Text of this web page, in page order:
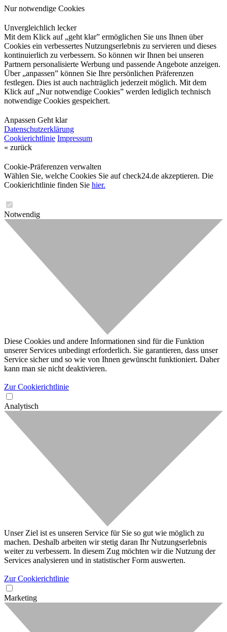
Nur notwendige Cookies
Unvergleichlich lecker
Mit dem Klick auf „geht klar” ermöglichen Sie uns Ihnen über
Cookies ein verbessertes Nutzungserlebnis zu servieren und dieses
kontinuierlich zu verbessern. So können wir Ihnen bei unseren
Partnern personalisierte Werbung und passende Angebote anzeigen.
Über „anpassen” können Sie Ihre persönlichen Präferenzen
festlegen. Dies ist auch nachträglich jederzeit möglich. Mit dem
Klick auf „Nur notwendige Cookies” werden lediglich technisch
notwendige Cookies gespeichert.
Anpassen Geht klar
Datenschutzerklärung
Cookierichtlinie Impressum
« zurück
Cookie-Präferenzen verwalten
Wählen Sie, welche Cookies Sie auf check24.de akzeptieren. Die
Cookierichtlinie finden Sie hier.
Notwendig
Diese Cookies und andere Informationen sind für die Funktion
unserer Services unbedingt erforderlich. Sie garantieren, dass unser
Service sicher und so wie von Ihnen gewünscht funktioniert. Daher
kann man sie nicht deaktivieren.
Zur Cookierichtlinie
Analytisch
Unser Ziel ist es unseren Service für Sie so gut wie möglich zu
machen. Deshalb arbeiten wir stetig daran Ihr Nutzungserlebnis
weiter zu verbessern. In diesem Zug möchten wir die Nutzung der
Services analysieren und in statistischer Form auswerten.
Zur Cookierichtlinie
Marketing